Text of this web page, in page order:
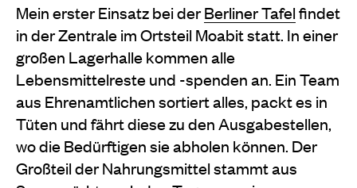
Mein erster Einsatz bei derBerliner Tafelfindet
in der Zentrale im Ortsteil Moabit statt. In einer
großen Lagerhalle kommen alle
Lebensmittelreste und -spenden an. Ein Team
aus Ehrenamtlichen sortiert alles, packt es in
Tüten und fährt diese zu den Ausgabestellen,
wo die Bedürftigen sie abholen können. Der
Großteil der Nahrungsmittel stammt aus